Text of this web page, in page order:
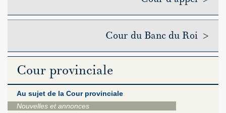
Cour du Banc du Roi >
Cour provinciale
Au sujet de la Cour provinciale
Nouvelles et annonces